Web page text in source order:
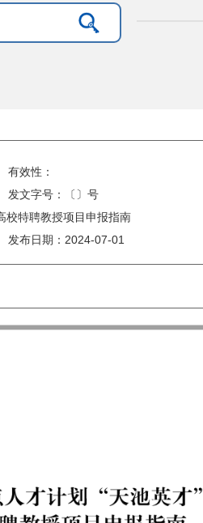
有效性：
发文字号：〔〕号
校特聘教授项目申报指南
发布日期： 2024-07-01